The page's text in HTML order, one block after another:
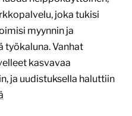
joka tukisi
myynnin ja
työkaluna. Vanhat
kasvavaa
ja uudistuksella haluttiin